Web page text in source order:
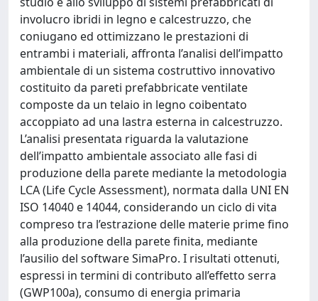
involucro ibridi in legno e calcestruzzo, che
coniugano ed ottimizzano le prestazioni di
entrambi i materiali, affronta l’analisi dell’impatto
ambientale di un sistema costruttivo innovativo
costituito da pareti prefabbricate ventilate
composte da un telaio in legno coibentato
accoppiato ad una lastra esterna in calcestruzzo.
L’analisi presentata riguarda la valutazione
dell’impatto ambientale associato alle fasi di
produzione della parete mediante la metodologia
LCA (Life Cycle Assessment), normata dalla UNI EN
ISO 14040 e 14044, considerando un ciclo di vita
compreso tra l’estrazione delle materie prime fino
alla produzione della parete finita, mediante
l’ausilio del software SimaPro. I risultati ottenuti,
espressi in termini di contributo all’effetto serra
(GWP100a), consumo di energia primaria